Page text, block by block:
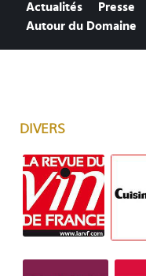
Actualités
Presse
Autour du Domaine
DIVERS